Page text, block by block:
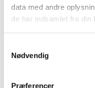
data med andre
de har indsamlet fra din
Nødvendig
Præferencer
Hvordan finder
Hvis du ikke ved,
bruger, kan du hurtigt
SharePoint-skærmbillede.